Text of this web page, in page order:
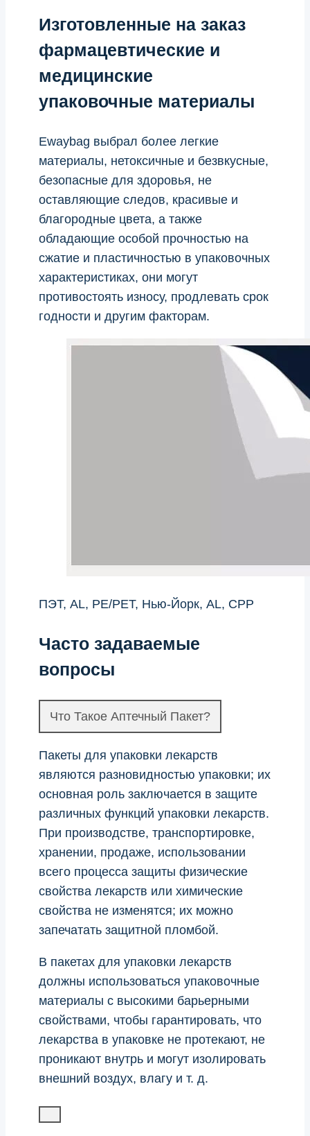
Изготовленные на заказ
фармацевтические и
медицинские
упаковочные материалы
Ewaybag выбрал более легкие
материалы, нетоксичные и безвкусные,
безопасные для здоровья, не
оставляющие следов, красивые и
благородные цвета, а также
обладающие особой прочностью на
сжатие и пластичностью в упаковочных
характеристиках, они могут
противостоять износу, продлевать срок
годности и другим факторам.
ПЭТ, AL, PE/PET, Нью-Йорк, AL, CPP
Часто задаваемые
вопросы
Что Такое Аптечный Пакет?
Пакеты для упаковки лекарств
являются разновидностью упаковки; их
основная роль заключается в защите
различных функций упаковки лекарств.
При производстве, транспортировке,
хранении, продаже, использовании
всего процесса защиты физические
свойства лекарств или химические
свойства не изменятся; их можно
запечатать защитной пломбой.
В пакетах для упаковки лекарств
должны использоваться упаковочные
материалы с высокими барьерными
свойствами, чтобы гарантировать, что
лекарства в упаковке не протекают, не
проникают внутрь и могут изолировать
внешний воздух, влагу и т. д.